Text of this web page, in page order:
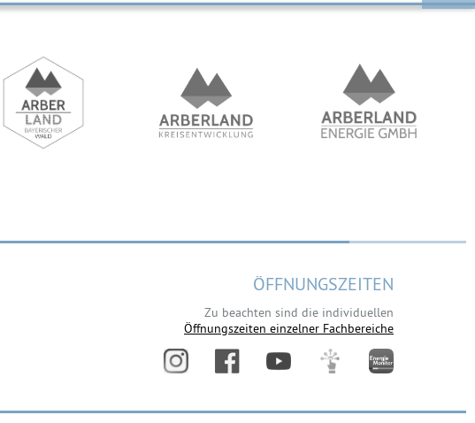
ÖFFNUNGSZEITEN
Zu beachten sind die individuellen
Öffnungszeiten einzelner Fachbereiche